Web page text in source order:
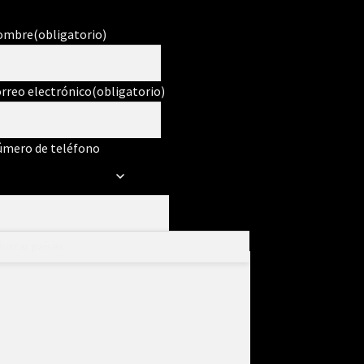
(obligatorio)
electrónico(obligatorio)
de teléfono